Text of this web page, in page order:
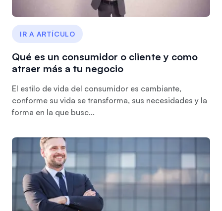
IR A ARTÍCULO
Qué es un consumidor o cliente y como
atraer más a tu negocio
El estilo de vida del consumidor es cambiante,
conforme su vida se transforma, sus necesidades y la
forma en la que busc...